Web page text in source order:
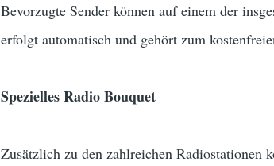
Bevorzugte Sender können auf einem der
erfolgt automatisch und gehört zum
Spezielles Radio Bouquet
Zusätzlich zu den zahlreichen Radiostationen